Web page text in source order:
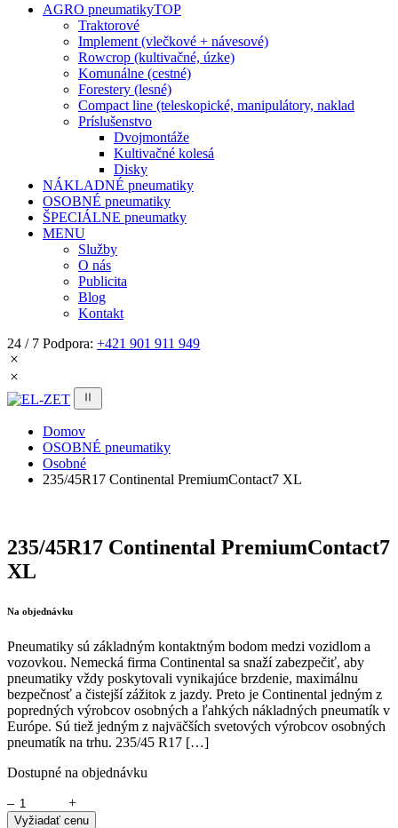
AGRO pneumatikyTOP
Traktorové
Implement (vlečkové + návesové)
Rowcrop (kultivačné, úzke)
Komunálne (cestné)
Forestery (lesné)
Compact line (teleskopické, manipulátory, naklad
Príslušenstvo
Dvojmontáže
Kultivačné kolesá
Disky
NÁKLADNÉ pneumatiky
OSOBNÉ pneumatiky
ŠPECIÁLNE pneumatky
MENU
Služby
O nás
Publicita
Blog
Kontakt
24 / 7 Podpora: +421 901 911 949
Domov
OSOBNÉ pneumatiky
Osobné
235/45R17 Continental PremiumContact7 XL
235/45R17 Continental PremiumContact7
XL
Na objednávku
Pneumatiky sú základným kontaktným bodom medzi vozidlom a
vozovkou. Nemecká firma Continental sa snaží zabezpečiť, aby
pneumatiky vždy poskytovali vynikajúce brzdenie, maximálnu
bezpečnosť a čistejší zážitok z jazdy. Preto je Continental jedným z
popredných výrobcov osobných a ľahkých nákladných pneumatík v
Európe. Sú tiež jedným z najväčších svetových výrobcov osobných
pneumatík na trhu. 235/45 R17 […]
Dostupné na objednávku
–
+
Vyžiadať cenu